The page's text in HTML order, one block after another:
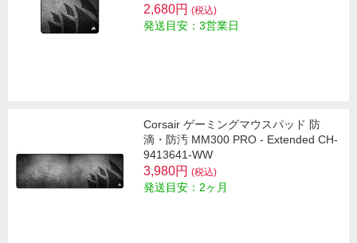
2,680円 (税込)
発送目安：3営業日
Corsair ゲーミングマウスパッド 防
滴・防汚 MM300 PRO - Extended CH-
9413641-WW
3,980円 (税込)
発送目安：2ヶ月